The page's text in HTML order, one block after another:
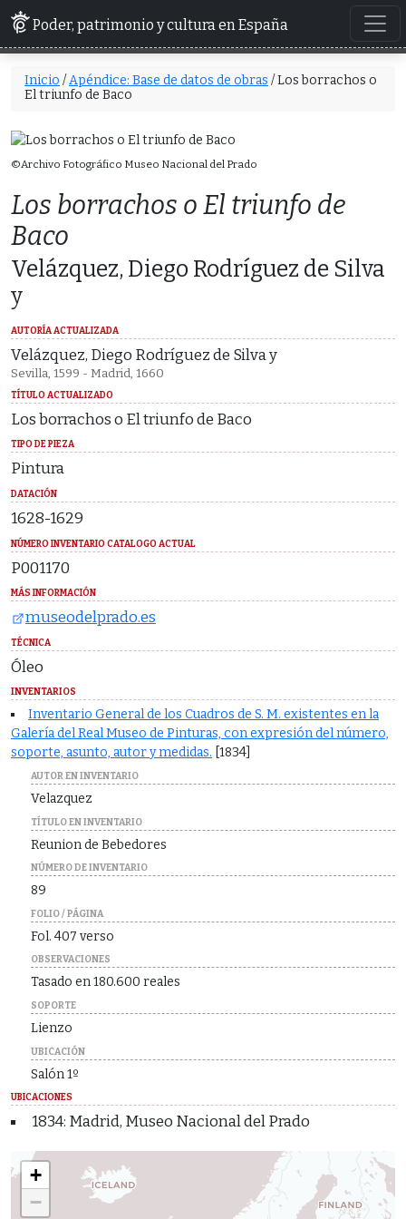
Poder, patrimonio y cultura en España
Inicio /Apéndice: Base de datos de obras / Los borrachos o
El triunfo de Baco
Los borrachos o El triunfo de
Baco
Velázquez, Diego Rodríguez de Silva
y
AUTORÍA ACTUALIZADA
Velázquez, Diego Rodríguez de Silva y
Sevilla, 1599 - Madrid, 1660
TÍTULO ACTUALIZADO
Los borrachos o El triunfo de Baco
TIPO DE PIEZA
Pintura
DATACIÓN
1628-1629
NÚMERO INVENTARIO CATALOGO ACTUAL
P001170
MÁS INFORMACIÓN
museodelprado.es
TÉCNICA
Óleo
INVENTARIOS
Inventario General de los Cuadros de S. M. existentes en la
Galería del Real Museo de Pinturas, con expresión del número,
soporte, asunto, autor y medidas. [1834]
AUTOR EN INVENTARIO
Velazquez
TÍTULO EN INVENTARIO
Reunion de Bebedores
NÚMERO DE INVENTARIO
89
FOLIO / PÁGINA
Fol. 407 verso
OBSERVACIONES
Tasado en 180.600 reales
SOPORTE
Lienzo
UBICACIÓN
Salón 1º
UBICACIONES
1834: Madrid, Museo Nacional del Prado
+
−
©Archivo Fotográfico Museo Nacional del Prado